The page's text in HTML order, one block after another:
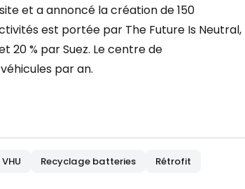
et a annoncé la création de 150
est portée par The Future Is Neutral,
20 % par Suez. Le centre de
par an.
Recyclage batteries
Rétrofit